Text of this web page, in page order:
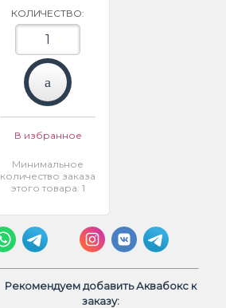
КОЛИЧЕСТВО:
В избранное
Минимальное
количество заказа
этого товара: 1
Рекомендуем добавить Аквабокс к
заказу: